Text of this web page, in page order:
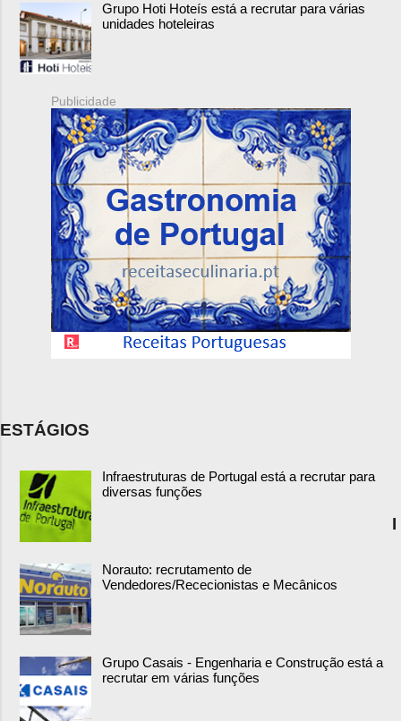
Grupo Hoti Hoteís está a recrutar para várias
unidades hoteleiras
Publicidade
ESTÁGIOS
Infraestruturas de Portugal está a recrutar para
diversas funções
Norauto: recrutamento de
Vendedores/Rececionistas e Mecânicos
Grupo Casais - Engenharia e Construção está a
recrutar em várias funções
I